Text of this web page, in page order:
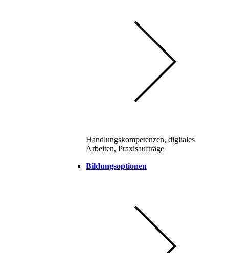
Handlungskompetenzen, digitales
Arbeiten, Praxisaufträge
Bildungsoptionen